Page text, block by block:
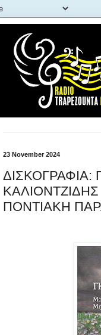
23 November 2024
ΠΟΝΤΙΑΚΗ